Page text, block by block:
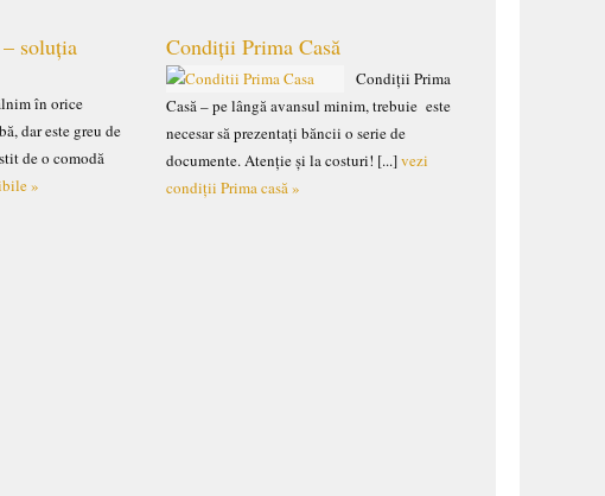
soluția
în orice
dar este greu de
de o comodă
»
Condiții Prima Casă
Condiții Prima
Casă – pe lângă avansul minim, trebuie este
necesar să prezentați băncii o serie de
documente. Atenție și la costuri! [...]vezi
condiții Prima casă »